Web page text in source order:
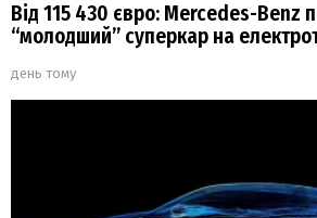
Від 115 430 євро: Mercedes-Benz
“молодший” суперкар на
день тому